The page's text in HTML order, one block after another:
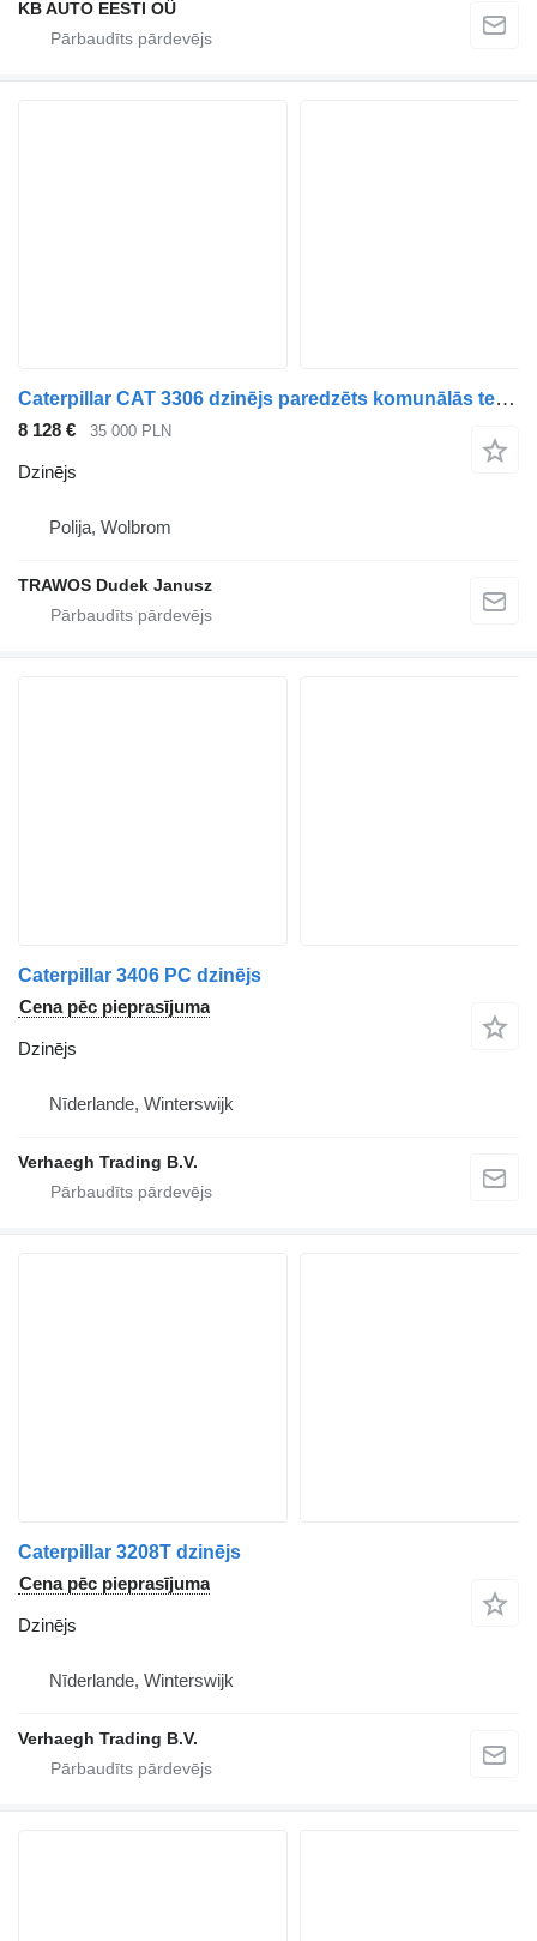
KB AUTO EESTI OÜ
Caterpillar CAT 3306 dzinējs paredzēts komunālās tehnikas
8 128 € 35 000 PLN
Dzinējs
Polija, Wolbrom
TRAWOS Dudek Janusz
Caterpillar 3406 PC dzinējs
Cena pēc pieprasījuma
Dzinējs
Nīderlande, Winterswijk
Verhaegh Trading B.V.
Caterpillar 3208T dzinējs
Cena pēc pieprasījuma
Dzinējs
Nīderlande, Winterswijk
Verhaegh Trading B.V.